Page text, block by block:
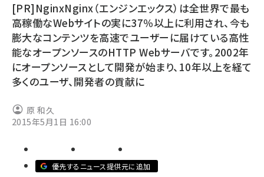
drupal (1956)
genai (1484)
abc123 (1360)
ai crunch (1355)
[PR]NginxNginx（エンジンエックス）は全世界で最も
高稼働なWebサイトの実に37％以上に利用され、今も
膨大なコンテンツを高速でユーザーに届けている高性
能なオープンソースのHTTP Webサーバです。2002年
にオープンソースとして開発が始まり、10年以上を経て
多くのユーザ、開発者の貢献に
原 和久
2015年5月1日 16:00
優先するニュース提供元に追加